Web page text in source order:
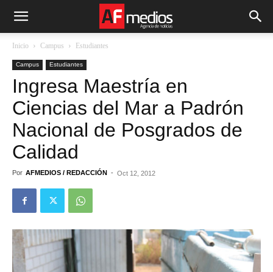
Inicio Campus Estudiantes
Campus Estudiantes
Ingresa Maestría en
Ciencias del Mar a Padrón
Nacional de Posgrados de
Calidad
Por AFMEDIOS / REDACCIÓN - Oct 12, 2012